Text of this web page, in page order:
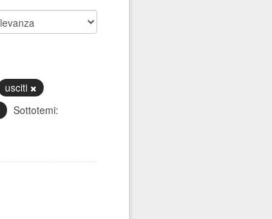
usciti
Sottotemi: